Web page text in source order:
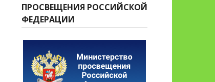
ПРОСВЕЩЕНИЯ РОССИЙСКОЙ
ФЕДЕРАЦИИ